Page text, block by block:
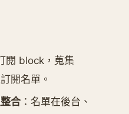
閱 block，蒐集
閱名單。
合 ：名單在後台、